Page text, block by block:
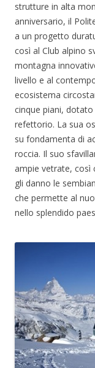
strutture in alta
anniversario, il
a un progetto
così al Club alpino
montagna
livello e al
ecosistema
cinque piani,
refettorio. La sua
su fondamenta di
roccia. Il suo
ampie vetrate, così
gli danno le
che permette al
nello splendido